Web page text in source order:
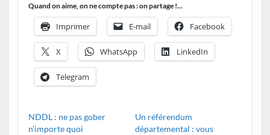
Quand on aime, on ne compte pas : on partage !...
Imprimer E-mail Facebook
X WhatsApp LinkedIn
Telegram
NDDL : ne pas gober
n’importe quoi
Un référendum
départemental : vous